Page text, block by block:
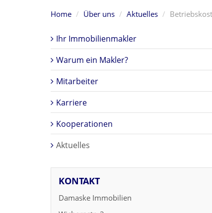
Home Über uns Aktuelles
Ihr Immobilienmakler
Warum ein Makler?
Mitarbeiter
Karriere
Kooperationen
Aktuelles
KONTAKT
Damaske Immobilien